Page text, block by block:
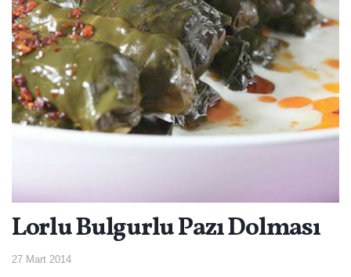
Lorlu Bulgurlu Pazı Dolması
27 Mart 2014